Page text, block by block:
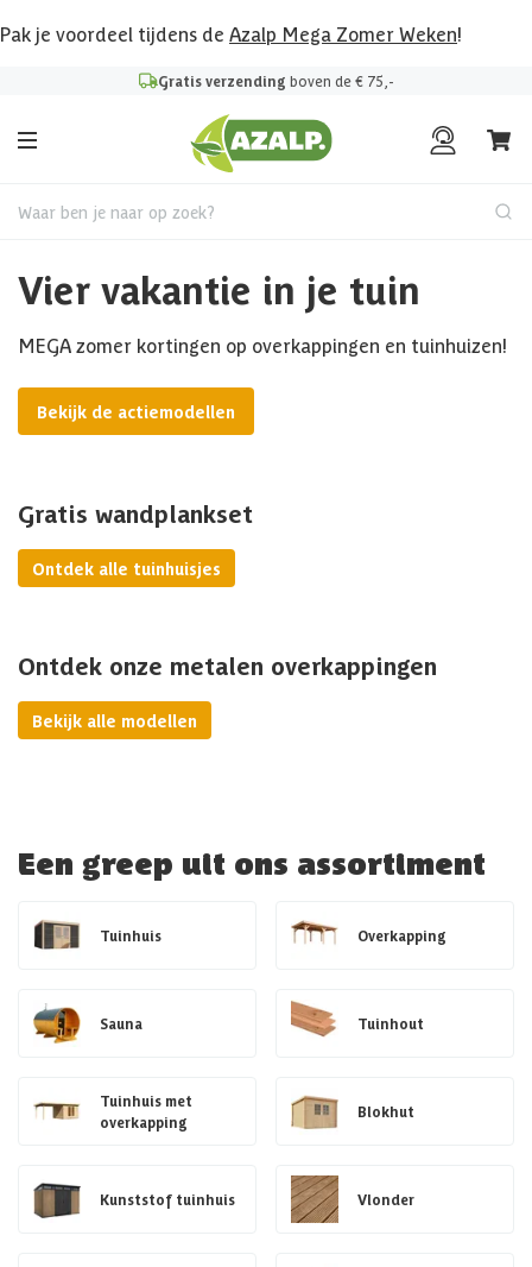
Pak je voordeel tijdens de Azalp Mega Zomer Weken!
Gratis verzending boven de € 75,-
Waar ben je naar op zoek?
Vier vakantie in je tuin
MEGA zomer kortingen op overkappingen en tuinhuizen!
Bekijk de actiemodellen
Gratis wandplankset
Ontdek alle tuinhuisjes
Ontdek onze metalen overkappingen
Bekijk alle modellen
Een greep uit ons assortiment
Tuinhuis Overkapping
Sauna Tuinhout
Tuinhuis met
overkapping
Blokhut
Kunststof tuinhuis Vlonder